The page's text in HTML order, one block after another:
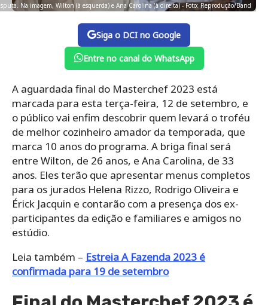
Na imagem, Wilton (à esquerda) e Ana Carolina (à direita) - Foto: Reprodução/Band
Siga o DCI no Google
Entre no canal do WhatsApp
A aguardada final do Masterchef 2023 está
marcada para esta terça-feira, 12 de setembro, e
o público vai enfim descobrir quem levará o troféu
de melhor cozinheiro amador da temporada, que
marca 10 anos do programa. A briga final será
entre Wilton, de 26 anos, e Ana Carolina, de 33
anos. Eles terão que apresentar menus completos
para os jurados Helena Rizzo, Rodrigo Oliveira e
Érick Jacquin e contarão com a presença dos ex-
participantes da edição e familiares e amigos no
estúdio.
Leia também – Estreia A Fazenda 2023 é
confirmada para 19 de setembro